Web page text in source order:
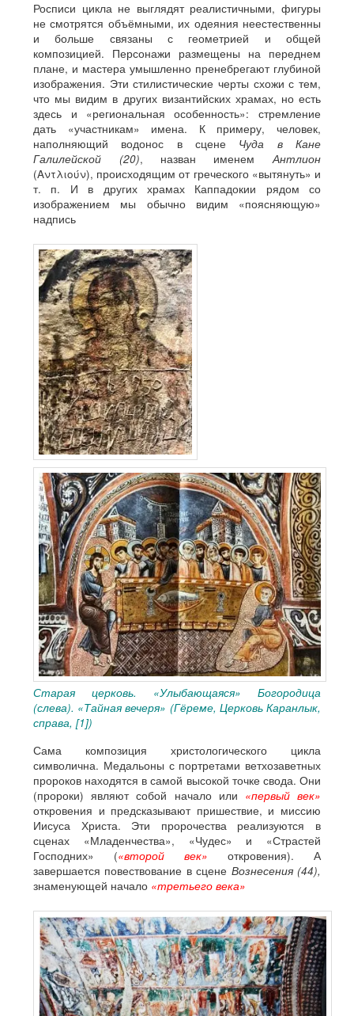
Росписи цикла не выглядят реалистичными, фигуры
не смотрятся объёмными, их одеяния неестественны
и больше связаны с геометрией и общей
композицией. Персонажи размещены на переднем
плане, и мастера умышленно пренебрегают глубиной
изображения. Эти стилистические черты схожи с тем,
что мы видим в других византийских храмах, но есть
здесь и «региональная особенность»: стремление
дать «участникам» имена. К примеру, человек,
наполняющий водонос в сцене Чуда в Кане
Галилейской (20), назван именемАнтлион
(Αντλιούν), происходящим от греческого «вытянуть» и
т. п. И в других храмах Каппадокии рядом со
изображением мы обычно видим «поясняющую»
надпись
Старая церковь. «Улыбающаяся» Богородица
(слева). «Тайная вечеря» (Гёреме, Церковь Каранлык,
справа, [1])
Сама композиция христологического цикла
символична. Медальоны с портретами ветхозаветных
пророков находятся в самой высокой точке свода. Они
(пророки) являют собой начало или «первый век»
откровения и предсказывают пришествие, и миссию
Иисуса Христа. Эти пророчества реализуются в
сценах «Младенчества», «Чудес» и «Страстей
Господних» («второй век»
откровения). А
завершается повествование в сцене Вознесения (44),
знаменующей начало «третьего века»